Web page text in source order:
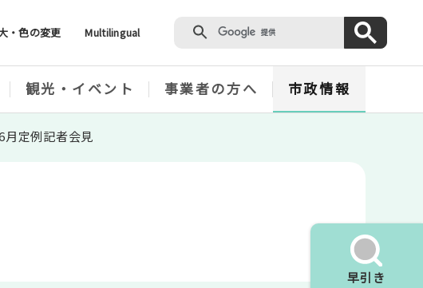
・色の変更 Multilingual
早引き
観光・イベント 事業者の方へ 市政情報
月定例記者会見